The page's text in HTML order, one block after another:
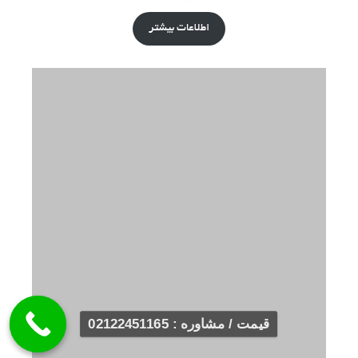
اطلاعات بیشتر
قیمت / مشاوره : 02122451165